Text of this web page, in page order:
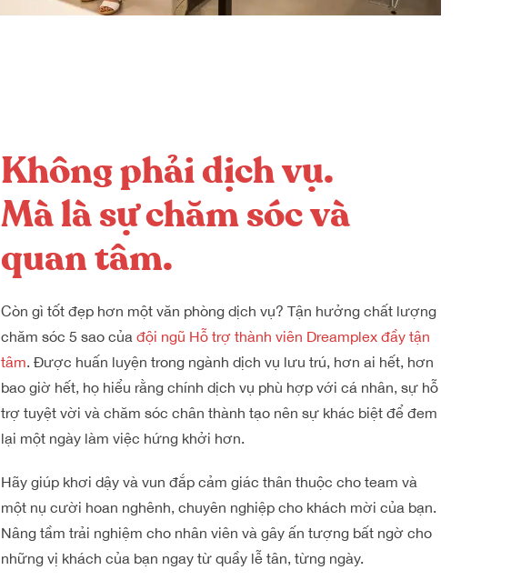
Không phải dịch vụ.
Mà là sự chăm sóc và
quan tâm.
Còn gì tốt đẹp hơn một văn phòng dịch vụ? Tận hưởng chất lượng
chăm sóc 5 sao của đội ngũ Hỗ trợ thành viên Dreamplex đầy tận
tâm. Được huấn luyện trong ngành dịch vụ lưu trú, hơn ai hết, hơn
bao giờ hết, họ hiểu rằng chính dịch vụ phù hợp với cá nhân, sự hỗ
trợ tuyệt vời và chăm sóc chân thành tạo nên sự khác biệt để đem
lại một ngày làm việc hứng khởi hơn.
Hãy giúp khơi dậy và vun đắp cảm giác thân thuộc cho team và
một nụ cười hoan nghênh, chuyên nghiệp cho khách mời của bạn.
Nâng tầm trải nghiệm cho nhân viên và gây ấn tượng bất ngờ cho
những vị khách của bạn ngay từ quầy lễ tân, từng ngày.